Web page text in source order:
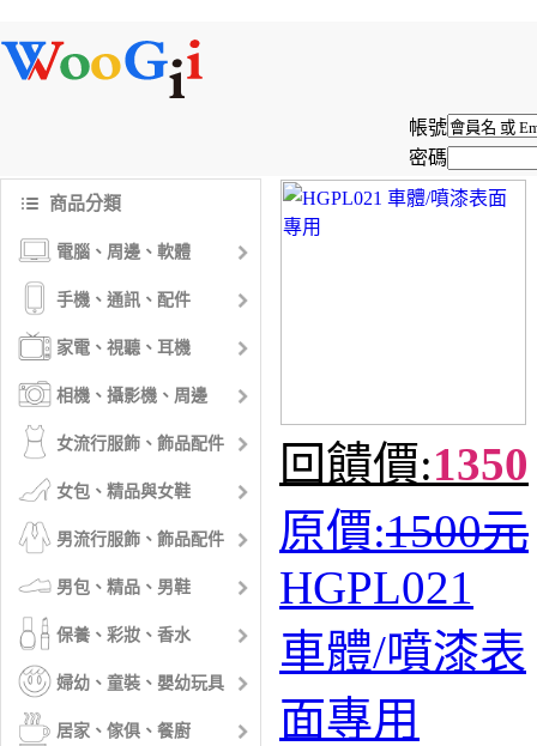
帳號
密碼
商品分類
電腦、周邊、軟體
手機、通訊、配件
家電、視聽、耳機
相機、攝影機、周邊
女流行服飾、飾品配件
女包、精品與女鞋
男流行服飾、飾品配件
男包、精品、男鞋
保養、彩妝、香水
婦幼、童裝、嬰幼玩具
居家、傢俱、餐廚
回饋價:1350
原價:1500元
HGPL021
車體/噴漆表
面專用